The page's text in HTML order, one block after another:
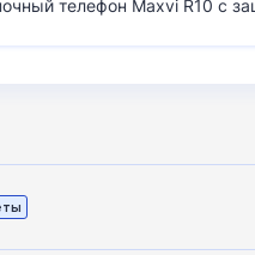
телефон Maxvi R10 с